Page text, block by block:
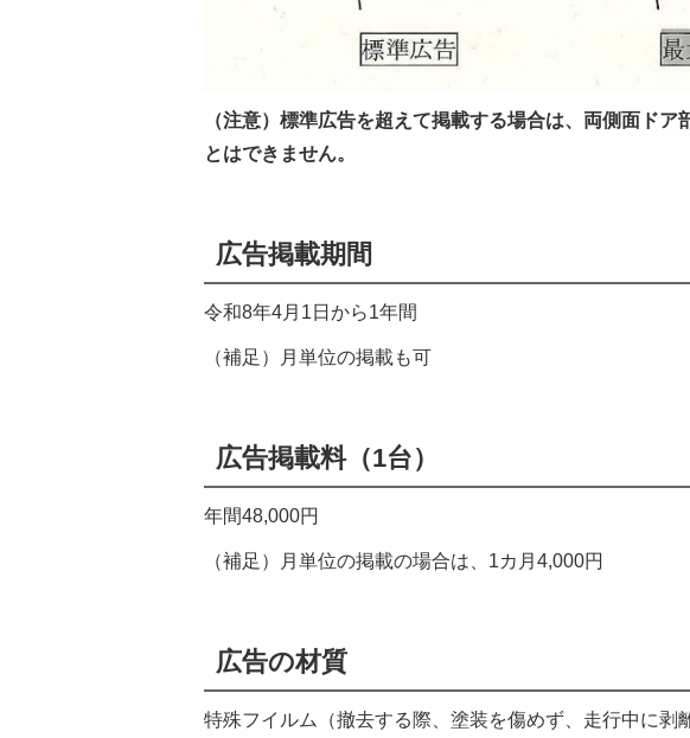
（注意）標準広告を超えて掲載する場合は、両側面ド
とはできません。
広告掲載期間
令和8年4月1日から1年間
（補足）月単位の掲載も可
広告掲載料（1台）
年間48,000円
（補足）月単位の掲載の場合は、1カ月4,000円
広告の材質
特殊フイルム（撤去する際、塗装を傷めず、走行中に剥